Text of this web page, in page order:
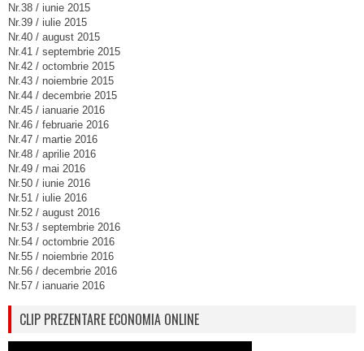
Nr.38 / iunie 2015
Nr.39 / iulie 2015
Nr.40 / august 2015
Nr.41 / septembrie 2015
Nr.42 / octombrie 2015
Nr.43 / noiembrie 2015
Nr.44 / decembrie 2015
Nr.45 / ianuarie 2016
Nr.46 / februarie 2016
Nr.47 / martie 2016
Nr.48 / aprilie 2016
Nr.49 / mai 2016
Nr.50 / iunie 2016
Nr.51 / iulie 2016
Nr.52 / august 2016
Nr.53 / septembrie 2016
Nr.54 / octombrie 2016
Nr.55 / noiembrie 2016
Nr.56 / decembrie 2016
Nr.57 / ianuarie 2016
CLIP PREZENTARE ECONOMIA ONLINE